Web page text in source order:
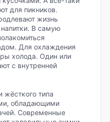
для пикников.
жизнь
В самую
Для охлаждения
холода. Один или
с внутренней
жёсткого типа
обладающими
Современные